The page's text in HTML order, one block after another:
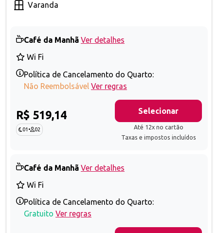
Varanda
Café da Manhã Ver detalhes
Wi Fi
Política de Cancelamento do Quarto:
Não Reembolsável Ver regras
R$ 519,14
01 • 02
Selecionar
Até 12x no cartão
Taxas e impostos incluídos
Café da Manhã Ver detalhes
Wi Fi
Política de Cancelamento do Quarto:
Gratuito Ver regras